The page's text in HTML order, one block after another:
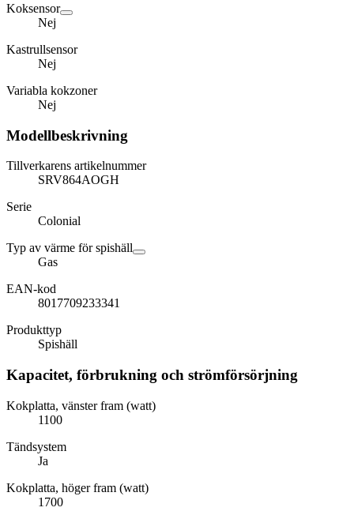
Koksensor
Nej
Kastrullsensor
Nej
Variabla kokzoner
Nej
Modellbeskrivning
Tillverkarens artikelnummer
SRV864AOGH
Serie
Colonial
Typ av värme för spishäll
Gas
EAN-kod
8017709233341
Produkttyp
Spishäll
Kapacitet, förbrukning och strömförsörjning
Kokplatta, vänster fram (watt)
1100
Tändsystem
Ja
Kokplatta, höger fram (watt)
1700